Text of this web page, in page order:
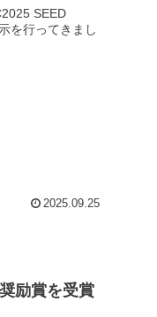
SEED
を行ってきまし
2025.09.25
励賞を受賞